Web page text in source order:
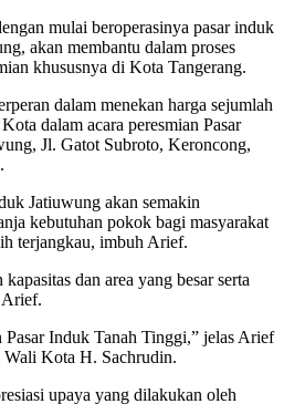
mulai beroperasinya pasar induk
akan membantu dalam proses
khususnya di Kota Tangerang.
dalam menekan harga sejumlah
dalam acara peresmian Pasar
Jl. Gatot Subroto, Keroncong,
Jatiuwung akan semakin
kebutuhan pokok bagi masyarakat
terjangkau, imbuh Arief.
dan area yang besar serta
Arief.
Pasar Induk Tanah Tinggi,” jelas Arief
Kota H. Sachrudin.
upaya yang dilakukan oleh